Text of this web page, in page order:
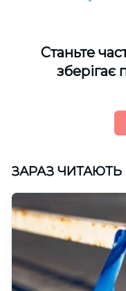
Cтаньте
зберігає
ЗАРАЗ ЧИТАЮТЬ